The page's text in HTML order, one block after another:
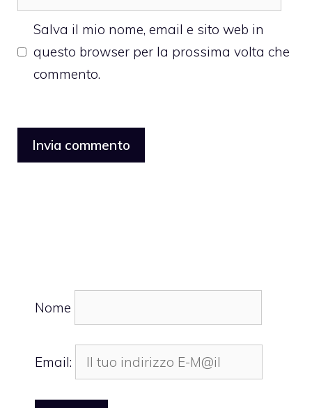
web
Salva il mio nome, email e sito web in
questo browser per la prossima volta che
commento.
Nome
Email: